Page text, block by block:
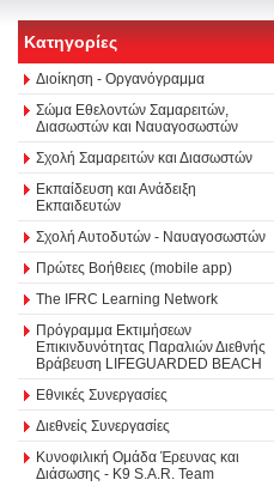
Κατηγορίες
Διοίκηση - Οργανόγραμμα
Σώμα Εθελοντών Σαμαρειτών,
Διασωστών και Ναυαγοσωστών
Σχολή Σαμαρειτών και Διασωστών
Εκπαίδευση και Ανάδειξη
Εκπαιδευτών
Σχολή Αυτοδυτών - Ναυαγοσωστών
Πρώτες Βοήθειες (mobile app)
The IFRC Learning Network
Πρόγραμμα Εκτιμήσεων
Επικινδυνότητας Παραλιών Διεθνής
Βράβευση LIFEGUARDED BEACH
Εθνικές Συνεργασίες
Διεθνείς Συνεργασίες
Κυνοφιλική Ομάδα Έρευνας και
Διάσωσης - Κ9 S.A.R. Team